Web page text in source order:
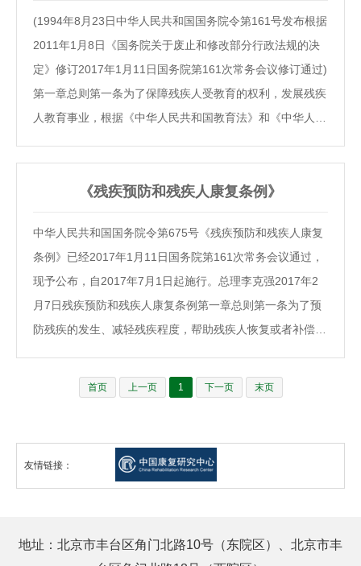
的全面小康。保障和改善残疾人民生，加快推进残疾人小康
进程，是深入贯彻党的十八大和十八届二中、三中、四中全
会精神，全面深化改革、全面推进依法治国的重要举措，是
全面建成小康社会、实现共同富裕、促进社会…
(1994年8月23日中华人民共和国国务院令第161号发布根据
2011年1月8日《国务院关于废止和修改部分行政法规的决
定》修订2017年1月11日国务院第161次常务会议修订通过)
第一章总则第一条为了保障残疾人受教育的权利，发展残疾
人教育事业，根据《中华人民共和国教育法》和《中华人民
人享有平等接受教育的权利，禁止任何基于残疾的教育歧
视。残疾人教育应当贯彻国家的教育方针，并根据残疾人的
会生活创造条件。第三条残疾人教育是国家教育事业的组成
部分。发展残疾人教育事业，实行普及与提高相结合、以普
及为重点的方针，保障义务教育，着重发展职业教育，积极
开展学前教育，逐步发展高级中等以上教育。残…
《残疾预防和残疾人康复条例》
中华人民共和国国务院令第675号《残疾预防和残疾人康复
条例》已经2017年1月11日国务院第161次常务会议通过，
现予公布，自2017年7月1日起施行。总理李克强2017年2
月7日残疾预防和残疾人康复条例第一章总则第一条为了预
防残疾的发生、减轻残疾程度，帮助残疾人恢复或者补偿功
和残疾人康复事业，根据《中华人民共和国残疾人保障
法》，制定本条例。第二条本条例所称残疾预防，是指针对
结构上某种组织、功能的丧失或者异常，防止全部或者部分
丧失正常参与社会活动的能力。本条例所称残疾人康复，是
首页 上一页 1 下一页 末页
友情链接：
地址：北京市丰台区角门北路10号（东院区）、北京市丰